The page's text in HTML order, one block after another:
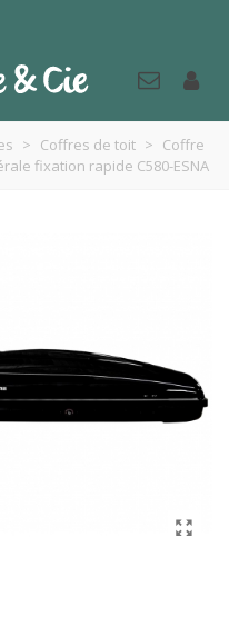
> Coffres de toit > Coffre
fixation rapide C580-ESNA